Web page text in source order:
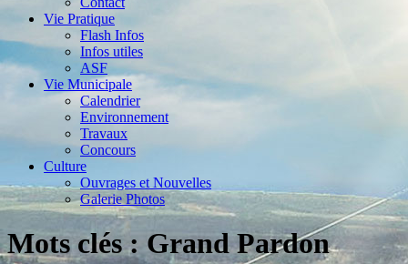
Vie Pratique
Flash Infos
Infos utiles
ASF
Vie Municipale
Calendrier
Environnement
Travaux
Concours
Culture
Ouvrages et Nouvelles
Galerie Photos
Mots clés : Grand Pardon